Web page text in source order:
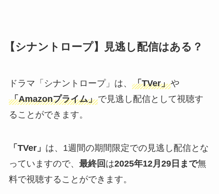
【シナントロープ】見逃し配信はある？
ドラマ「シナントロープ」は、 「TVer」や
「Amazonプライム」で見逃し配信として視聴す
ることができます。
「TVer」 は、1週間の期間限定での見逃し配信とな
っていますので、 最終回 は2025年12月29日まで無
料で視聴することができます。